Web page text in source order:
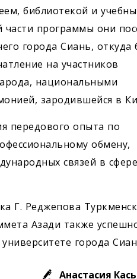
библиотекой и
части программы они
города Сиань, откуда
на участников
национальными
зародившейся в
передового опыта по
обмену,
связей в сфере
Г. Реджепова
Азади также
города
Анастасия